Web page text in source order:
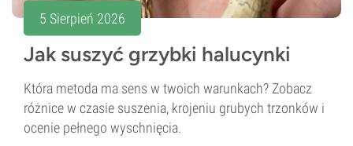
5 Sierpień 2026
Jak suszyć grzybki halucynki
Która metoda ma sens w twoich warunkach? Zobacz
różnice w czasie suszenia, krojeniu grubych trzonków i
ocenie pełnego wyschnięcia.